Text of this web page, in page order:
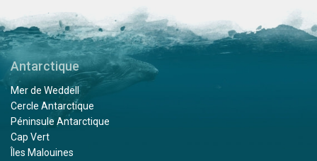
Antarctique
Mer de Weddell
Cercle Antarctique
Péninsule Antarctique
Cap Vert
Îles Malouines